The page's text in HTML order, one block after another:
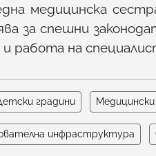
медицинска
за спешни
работа на
градини
инфраструктура